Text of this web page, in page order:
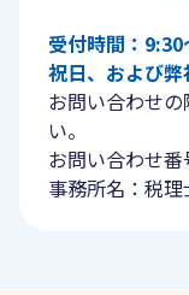
受付時間：
祝日、および弊
お問い合わせ
い。
お問い合わせ
事務所名：税